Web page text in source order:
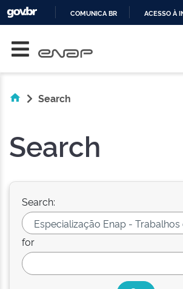
COMUNICA BR ACESSO À
Search
Search
Search:
for